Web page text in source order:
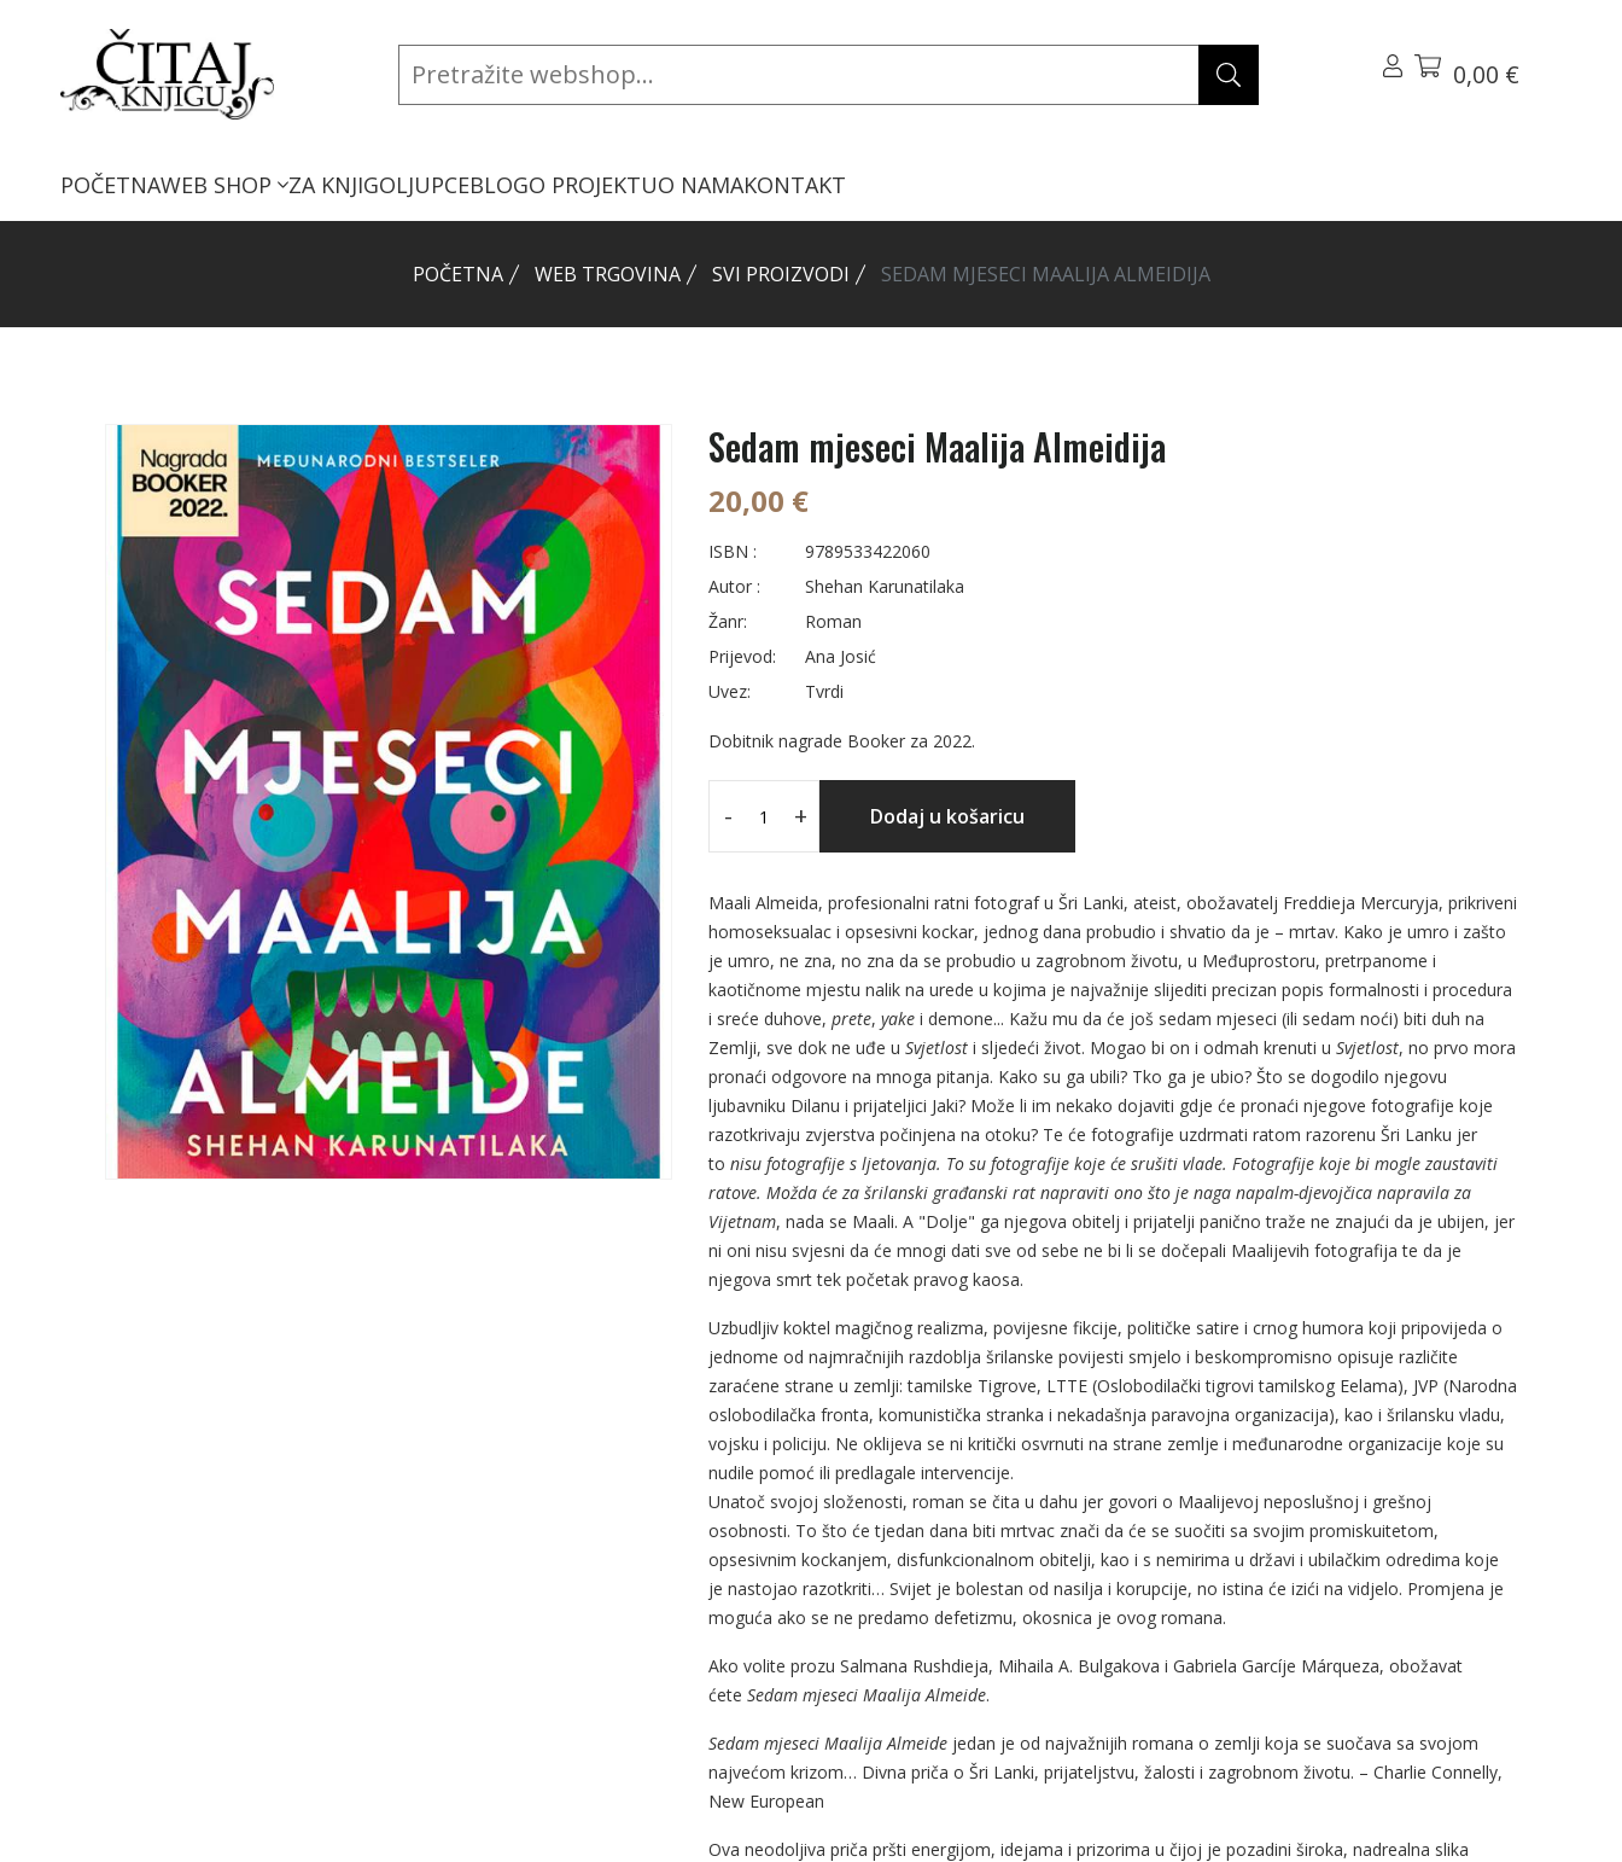
0,00 €
POČETNAWEB SHOP ZA KNJIGOLJUPCEBLOGO PROJEKTUO NAMAKONTAKT
POČETNA WEB TRGOVINA SVI PROIZVODI SEDAM MJESECI MAALIJA ALMEIDIJA
Sedam mjeseci Maalija Almeidija
20,00 €
ISBN :
9789533422060
Autor :
Shehan Karunatilaka
Žanr:
Roman
Prijevod:
Ana Josić
Uvez:
Tvrdi
Dobitnik nagrade Booker za 2022.
- + Dodaj u košaricu
Maali Almeida, profesionalni ratni fotograf u Šri Lanki, ateist, obožavatelj Freddieja Mercuryja, prikriveni
homoseksualac i opsesivni kockar, jednog dana probudio i shvatio da je – mrtav. Kako je umro i zašto
je umro, ne zna, no zna da se probudio u zagrobnom životu, u Međuprostoru, pretrpanome i
kaotičnome mjestu nalik na urede u kojima je najvažnije slijediti precizan popis formalnosti i procedura
i sreće duhove, prete, yake i demone... Kažu mu da će još sedam mjeseci (ili sedam noći) biti duh na
Zemlji, sve dok ne uđe u Svjetlost i sljedeći život. Mogao bi on i odmah krenuti u Svjetlost, no prvo mora
pronaći odgovore na mnoga pitanja. Kako su ga ubili? Tko ga je ubio? Što se dogodilo njegovu
ljubavniku Dilanu i prijateljici Jaki? Može li im nekako dojaviti gdje će pronaći njegove fotografije koje
razotkrivaju zvjerstva počinjena na otoku? Te će fotografije uzdrmati ratom razorenu Šri Lanku jer
to nisu fotografije s ljetovanja. To su fotografije koje će srušiti vlade. Fotografije koje bi mogle zaustaviti
ratove. Možda će za šrilanski građanski rat napraviti ono što je naga napalm-djevojčica napravila za
Vijetnam, nada se Maali. A "Dolje" ga njegova obitelj i prijatelji panično traže ne znajući da je ubijen, jer
ni oni nisu svjesni da će mnogi dati sve od sebe ne bi li se dočepali Maalijevih fotografija te da je
njegova smrt tek početak pravog kaosa.
Uzbudljiv koktel magičnog realizma, povijesne fikcije, političke satire i crnog humora koji pripovijeda o
jednome od najmračnijih razdoblja šrilanske povijesti smjelo i beskompromisno opisuje različite
zaraćene strane u zemlji: tamilske Tigrove, LTTE (Oslobodilački tigrovi tamilskog Eelama), JVP (Narodna
oslobodilačka fronta, komunistička stranka i nekadašnja paravojna organizacija), kao i šrilansku vladu,
vojsku i policiju. Ne oklijeva se ni kritički osvrnuti na strane zemlje i međunarodne organizacije koje su
nudile pomoć ili predlagale intervencije.
Unatoč svojoj složenosti, roman se čita u dahu jer govori o Maalijevoj neposlušnoj i grešnoj
osobnosti. To što će tjedan dana biti mrtvac znači da će se suočiti sa svojim promiskuitetom,
opsesivnim kockanjem, disfunkcionalnom obitelji, kao i s nemirima u državi i ubilačkim odredima koje
je nastojao razotkriti… Svijet je bolestan od nasilja i korupcije, no istina će izići na vidjelo. Promjena je
moguća ako se ne predamo defetizmu, okosnica je ovog romana.
Ako volite prozu Salmana Rushdieja, Mihaila A. Bulgakova i Gabriela Garcíje Márqueza, obožavat
ćete Sedam mjeseci Maalija Almeide.
Sedam mjeseci Maalija Almeide jedan je od najvažnijih romana o zemlji koja se suočava sa svojom
najvećom krizom… Divna priča o Šri Lanki, prijateljstvu, žalosti i zagrobnom životu. – Charlie Connelly,
New European
Ova neodoljiva priča pršti energijom, idejama i prizorima u čijoj je pozadini široka, nadrealna slika